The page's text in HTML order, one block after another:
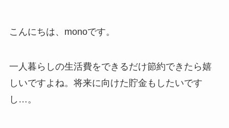
こんにちは、monoです。
一人暮らしの生活費をできるだけ節約できたら嬉
しいですよね。将来に向けた貯金もしたいです
し…。